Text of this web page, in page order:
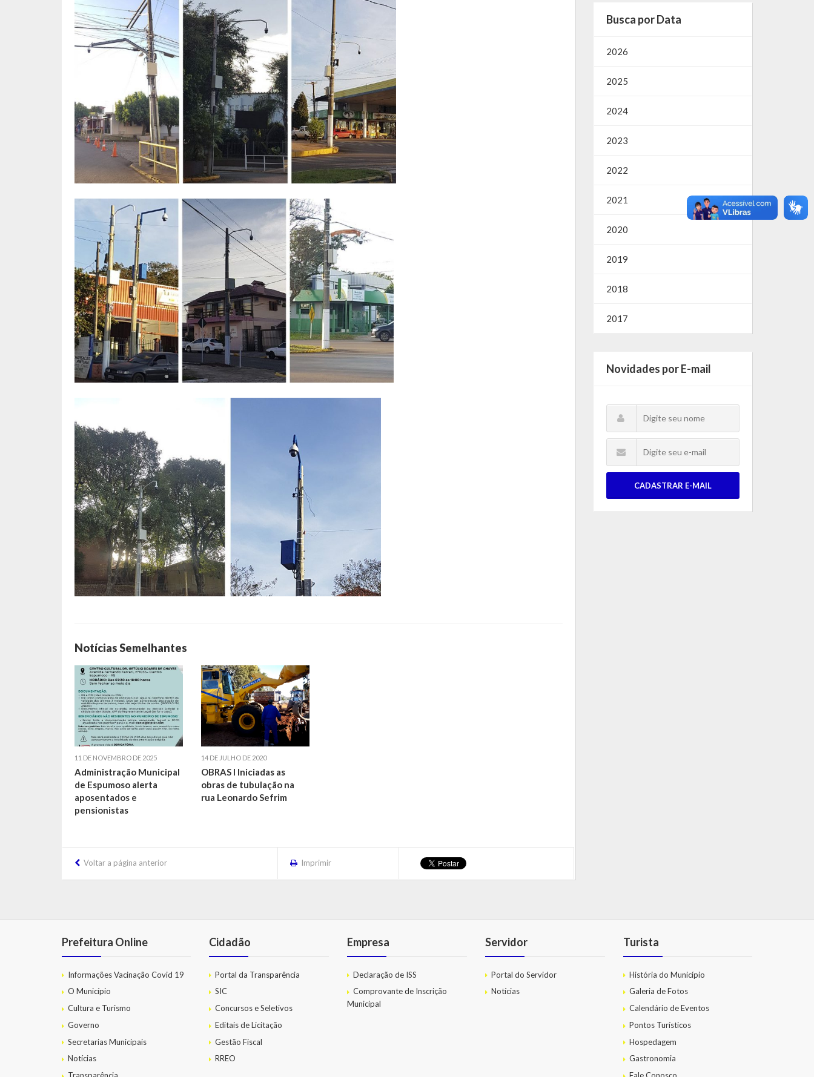
Notícias Semelhantes
11 DE NOVEMBRO DE 2025
Administração Municipal
de Espumoso alerta
aposentados e
pensionistas
14 DE JULHO DE 2020
OBRAS I Iniciadas as
obras de tubulação na
rua Leonardo Sefrim
Voltar a página anterior Imprimir
Busca por Data
2026
2025
2024
2023
2022
2021
2020
2019
2018
2017
Novidades por E-mail
CADASTRAR E-MAIL
Prefeitura Online
Informações Vacinação Covid 19
O Município
Cultura e Turismo
Governo
Secretarias Municipais
Notícias
Cidadão
Portal da Transparência
SIC
Concursos e Seletivos
Editais de Licitação
Gestão Fiscal
RREO
Empresa
Declaração de ISS
Comprovante de Inscrição
Municipal
Servidor
Portal do Servidor
Notícias
Turista
História do Município
Galeria de Fotos
Calendário de Eventos
Pontos Turísticos
Hospedagem
Gastronomia